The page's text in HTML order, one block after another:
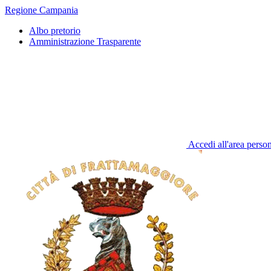
Regione Campania
Albo pretorio
Amministrazione Trasparente
Accedi all'area